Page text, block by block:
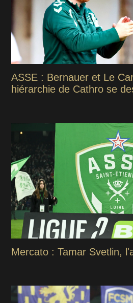
ASSE : Bernauer et Le
hiérarchie de Cathro se
Mercato : Tamar Svetlin,